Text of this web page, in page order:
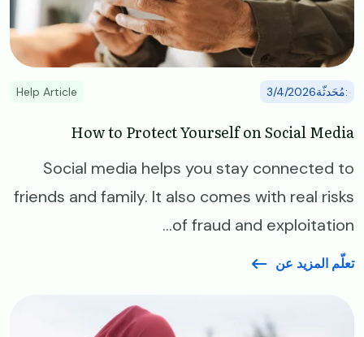
:مُحَدثّة3/4/2026 Help Article
How to Protect Yourself on Social Media
Social media helps you stay connected to
friends and family. It also comes with real risks
of fraud and exploitation...
تعلّم المزيد عن